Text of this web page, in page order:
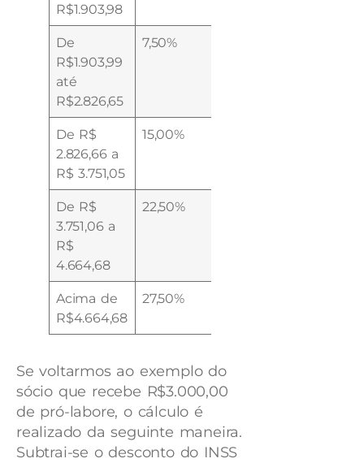
R$1.903,98
De
R$1.903,99
até
R$2.826,65
7,50%
De R$
2.826,66 a
R$ 3.751,05
15,00%
De R$
3.751,06 a
R$
4.664,68
22,50%
Acima de
R$4.664,68
27,50%
Se voltarmos ao exemplo do
sócio que recebe R$3.000,00
de pró-labore, o cálculo é
realizado da seguinte maneira.
Subtrai-se o desconto do INSS